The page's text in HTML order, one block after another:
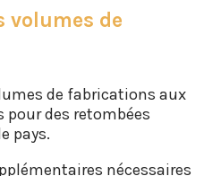
volumes de
de fabrications aux
des retombées
pays.
nécessaires